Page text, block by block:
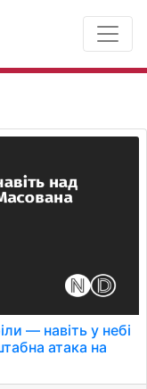
— навіть у небі
атака на